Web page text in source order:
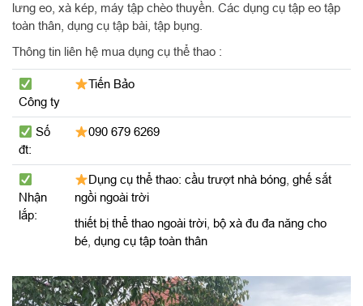
lưng eo, xà kép, máy tập chèo thuyền. Các dụng cụ tập eo tập
toàn thân, dụng cụ tập bài, tập bụng.
Thông tin liên hệ mua dụng cụ thể thao :
Công ty
Tiến Bảo
Số
đt:
090 679 6269
Nhận
lắp:
Dụng cụ thể thao: cầu trượt nhà bóng, ghế sắt
ngồi ngoài trời
thiết bị thể thao ngoài trời, bộ xà đu đa năng cho
bé, dụng cụ tập toàn thân